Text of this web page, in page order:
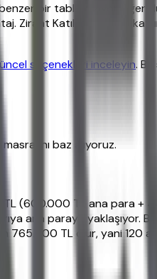
bir tablo çiziyor. Eğer
Ziraat Katılım ve diğer
seçenekleri inceleyin.
baz alıyoruz.
TL (600.000 TL ana para +
ana paraya yaklaşıyor. Bu
765.000 TL olur, yani 120